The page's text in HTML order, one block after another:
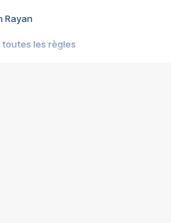
Rayan
toutes les règles